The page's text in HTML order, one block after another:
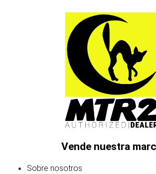
Vende nuestra
Sobre nosotros